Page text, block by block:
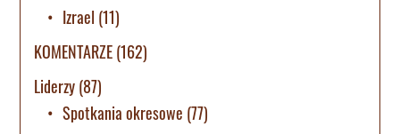
Izrael (11)
KOMENTARZE(162)
Liderzy(87)
Spotkania okresowe (77)